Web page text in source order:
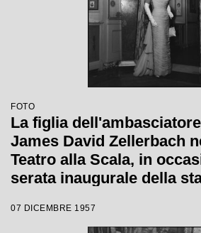
FOTO
La figlia
James David Zellerbach
Teatro alla Scala, in
serata inaugurale della
"Un ballo in maschera",
07 DICEMBRE 1957